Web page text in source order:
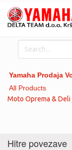
Yamaha Prodaja
All Products
Moto Oprema & Deli
Hitre povezave